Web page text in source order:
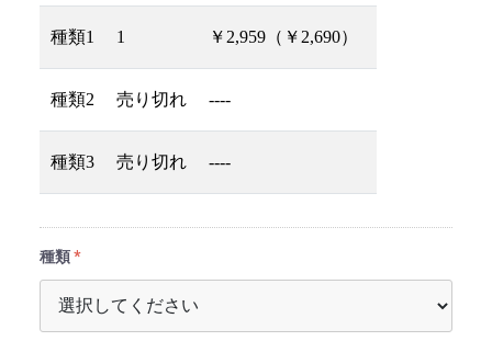
種類1 1 ￥2,959（￥2,690）
種類2 売り切れ ----
種類3 売り切れ ----
種類